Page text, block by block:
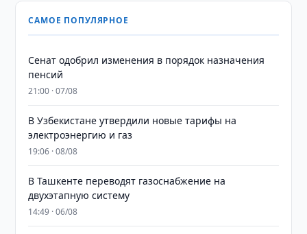
САМОЕ ПОПУЛЯРНОЕ
Сенат одобрил изменения в порядок назначения
пенсий
21:00 · 07/08
В Узбекистане утвердили новые тарифы на
электроэнергию и газ
19:06 · 08/08
В Ташкенте переводят газоснабжение на
двухэтапную систему
14:49 · 06/08